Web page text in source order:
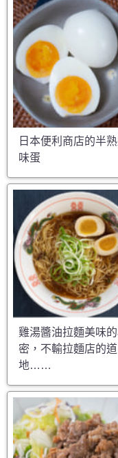
日本便利商店的半
味蛋
雞湯醬油拉麵美味
密，不輸拉麵店的道
地……